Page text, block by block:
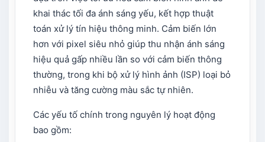
khai thác tối đa ánh sáng yếu, kết hợp thuật
toán xử lý tín hiệu thông minh. Cảm biến lớn
hơn với pixel siêu nhỏ giúp thu nhận ánh sáng
hiệu quả gấp nhiều lần so với cảm biến thông
thường, trong khi bộ xử lý hình ảnh (ISP) loại bỏ
nhiễu và tăng cường màu sắc tự nhiên.
Các yếu tố chính trong nguyên lý hoạt động
bao gồm: